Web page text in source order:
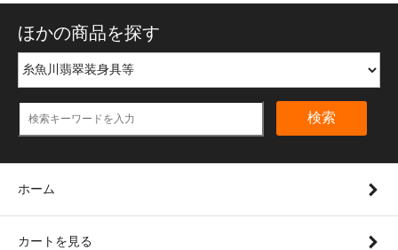
ほかの商品を探す
検索
ホーム
カートを見る